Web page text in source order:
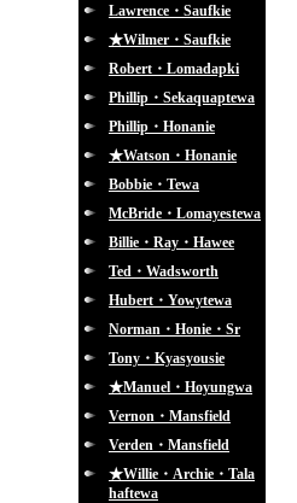
Lawrence・Saufkie
★Wilmer・Saufkie
Robert・Lomadapki
Phillip・Sekaquaptewa
Phillip・Honanie
★Watson・Honanie
Bobbie・Tewa
McBride・Lomayestewa
Billie・Ray・Hawee
Ted・Wadsworth
Hubert・Yowytewa
Norman・Honie・Sr
Tony・Kyasyousie
★Manuel・Hoyungwa
Vernon・Mansfield
Verden・Mansfield
★Willie・Archie・Tala
haftewa